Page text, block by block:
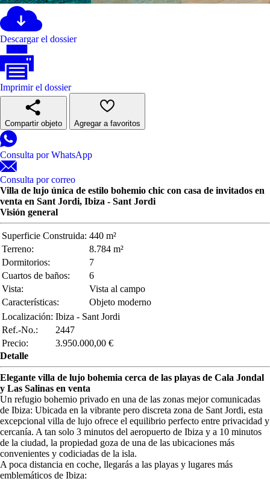
Descargar el dossier
Imprimir el dossier
Compartir objeto Agregar a favoritos
Consulta por WhatsApp
Consulta por correo
Villa de lujo única de estilo bohemio chic con casa de invitados en
venta en Sant Jordi, Ibiza - Sant Jordi
Visión general
Superficie Construida: 440 m²
Terreno:
8.784 m²
Dormitorios:
7
Cuartos de baños:
6
Vista:
Vista al campo
Características:
Objeto moderno
Localización: Ibiza - Sant Jordi
Ref.-No.:
2447
Precio:
3.950.000,00 €
Detalle
Elegante villa de lujo bohemia cerca de las playas de Cala Jondal
y Las Salinas en venta
Un refugio bohemio privado en una de las zonas mejor comunicadas
de Ibiza: Ubicada en la vibrante pero discreta zona de Sant Jordi, esta
excepcional villa de lujo ofrece el equilibrio perfecto entre privacidad y
cercanía. A tan solo 3 minutos del aeropuerto de Ibiza y a 10 minutos
de la ciudad, la propiedad goza de una de las ubicaciones más
convenientes y codiciadas de la isla.
A poca distancia en coche, llegarás a las playas y lugares más
emblemáticos de Ibiza: